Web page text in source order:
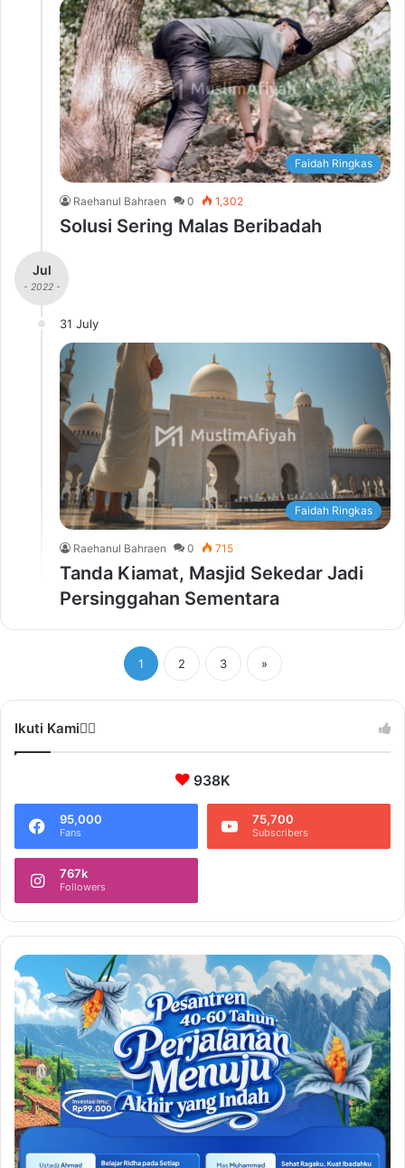
Faidah Ringkas
Raehanul Bahraen 0 1,302
Solusi Sering Malas Beribadah
Jul
- 2022 -
31 July
Faidah Ringkas
Raehanul Bahraen 0 715
Tanda Kiamat, Masjid Sekedar Jadi
Persinggahan Sementara
1 2 3 »
Ikuti Kami❤️‍🔥
938K
95,000
Fans
75,700
Subscribers
767k
Followers